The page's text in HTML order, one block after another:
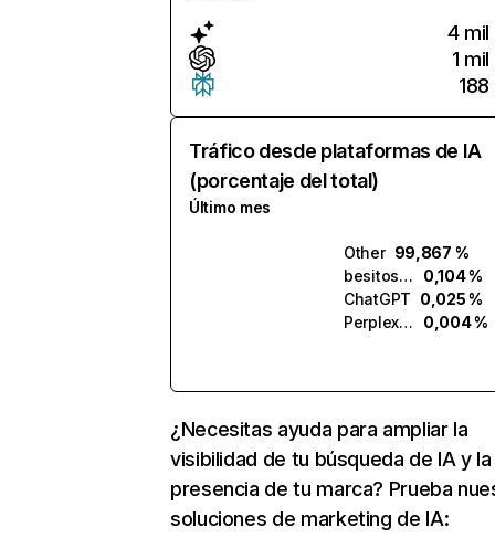
4 mil
1 mil
188
Tráfico desde plataformas de IA
(porcentaje del total)
Último mes
Other 99,867 %
besitos.ai
0,104 %
ChatGPT 0,025 %
Perplexity
0,004 %
¿Necesitas ayuda para ampliar la
visibilidad de tu búsqueda de IA y la
presencia de tu marca? Prueba
soluciones de marketing de IA: